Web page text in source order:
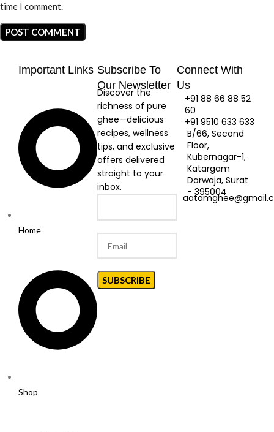
time I comment.
Important Links
Home
Shop
Subscribe To
Our Newsletter
Discover the
richness of pure
ghee—delicious
recipes, wellness
tips, and exclusive
offers delivered
straight to your
inbox.
Connect With
Us
+91 88 66 88 52
60
+91 9510 633 633
B/66, Second
Floor,
Kubernagar-1,
Katargam
Darwaja, Surat
- 395004